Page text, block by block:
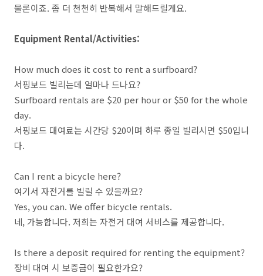
물론이죠. 좀 더 천천히 반복해서 말해드릴게요.
Equipment Rental/Activities:
How much does it cost to rent a surfboard?
서핑보드 빌리는데 얼마나 드나요?
Surfboard rentals are $20 per hour or $50 for the whole
day.
서핑보드 대여료는 시간당 $20이며 하루 종일 빌리시면 $50입니
다.
Can I rent a bicycle here?
여기서 자전거를 빌릴 수 있을까요?
Yes, you can. We offer bicycle rentals.
네, 가능합니다. 저희는 자전거 대여 서비스를 제공합니다.
Is there a deposit required for renting the equipment?
장비 대여 시 보증금이 필요한가요?